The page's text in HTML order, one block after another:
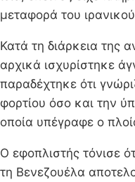
μεταφορά του
Κατά τη διάρκεια της
αρχικά ισχυρίστηκε
παραδέχτηκε ότι
φορτίου όσο και την
οποία υπέγραφε ο
Ο εφοπλιστής τόνισε
τη Βενεζουέλα